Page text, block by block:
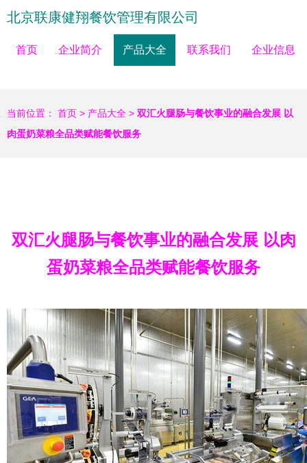
北京联康健翔餐饮管理有限公司
首页 企业简介 产品大全 联系我们 企业信息
当前位置： 首页 > 产品大全 > 双汇火腿肠与餐饮事业的融合发展 以
肉蛋奶菜粮全品类赋能餐饮服务
双汇火腿肠与餐饮事业的融合发展 以肉
蛋奶菜粮全品类赋能餐饮服务